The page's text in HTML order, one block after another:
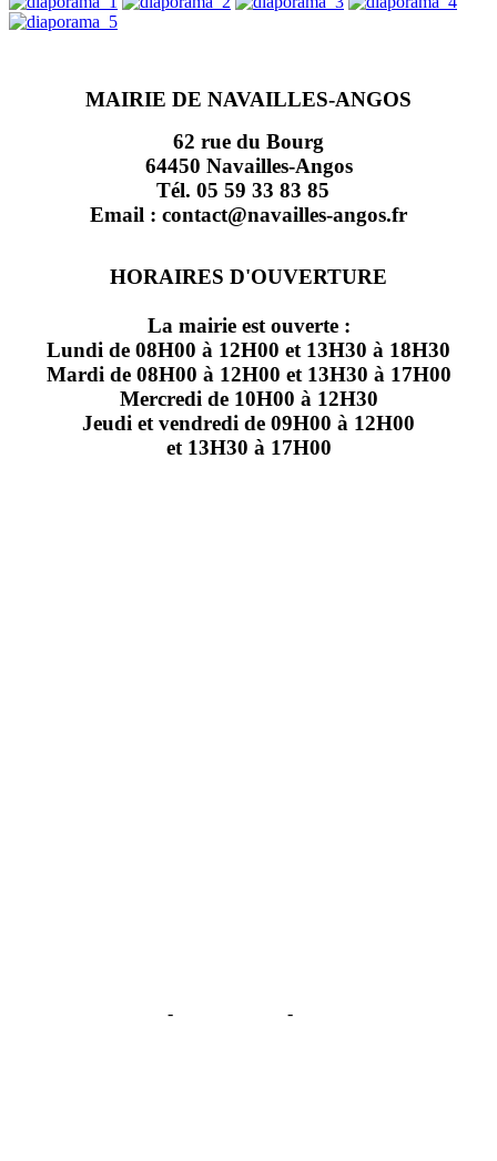
MAIRIE DE NAVAILLES-ANGOS
62 rue du Bourg
64450 Navailles-Angos
Tél. 05 59 33 83 85
Email : contact@navailles-angos.fr
HORAIRES D'OUVERTURE
La mairie est ouverte :
Lundi de 08H00 à 12H00 et 13H30 à 18H30
Mardi de 08H00 à 12H00 et 13H30 à 17H00
Mercredi de 10H00 à 12H30
Jeudi et vendredi de 09H00 à 12H00
et 13H30 à 17H00
- -